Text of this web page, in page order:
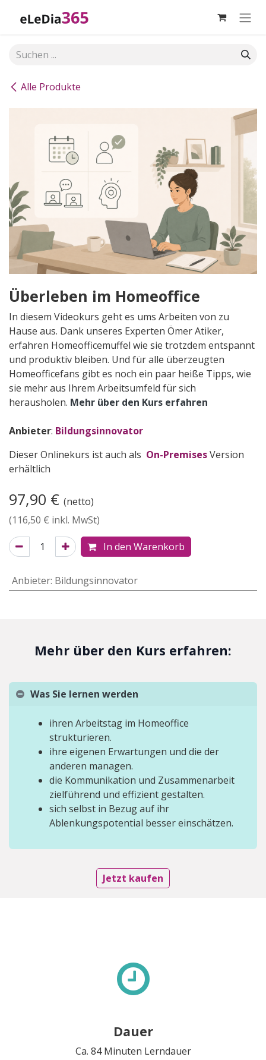
Alle Produkte
Überleben im Homeoffice
In diesem Videokurs geht es ums Arbeiten von zu
Hause aus. Dank unseres Experten Ömer Atiker,
erfahren Homeofficemuffel wie sie trotzdem entspannt
und produktiv bleiben. Und für alle überzeugten
Homeofficefans gibt es noch ein paar heiße Tipps, wie
sie mehr aus Ihrem Arbeitsumfeld für sich
herausholen. Mehr über den Kurs erfahren
Anbieter: Bildungsinnovator
Dieser Onlinekurs ist auch als On-PremisesVersion
erhältlich
97,90 € (netto)
(116,50 € inkl. MwSt)
In den Warenkorb
Anbieter: Bildungsinnovator
Mehr über den Kurs erfahren:
Was Sie lernen werden
ihren Arbeitstag im Homeoffice
strukturieren.
ihre eigenen Erwartungen und die der
anderen managen.
die Kommunikation und Zusammenarbeit
zielführend und effizient gestalten.
sich selbst in Bezug auf ihr
Ablenkungspotential besser einschätzen.
Jetzt kaufen
Dauer
Ca. 84 Minuten Lerndauer